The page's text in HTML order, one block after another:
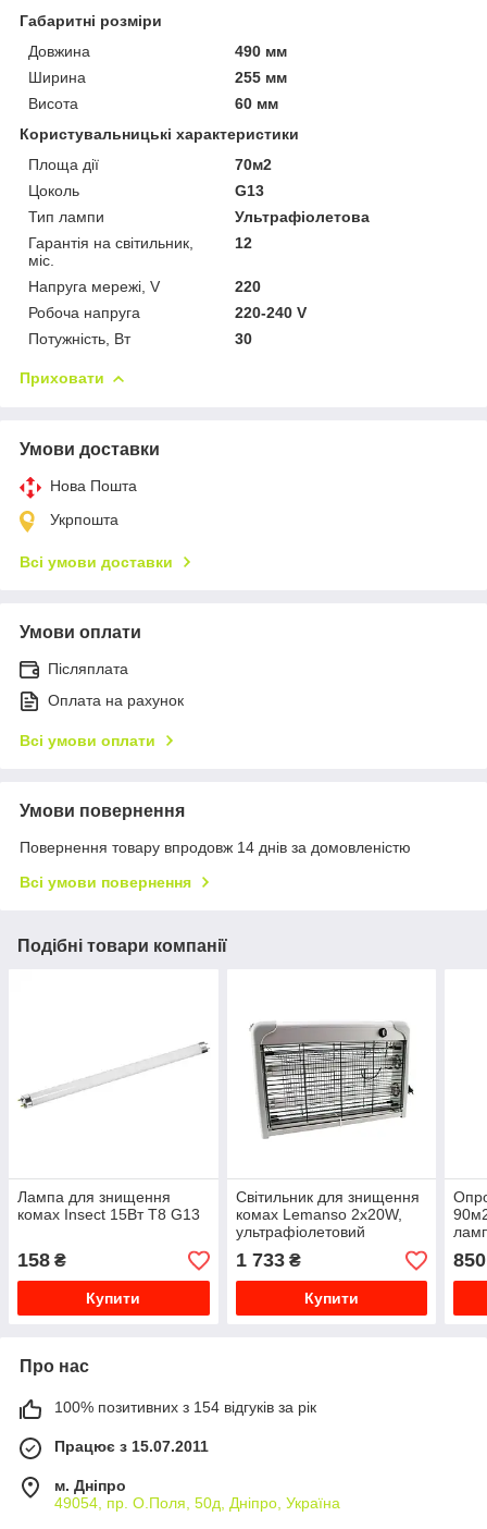
Габаритні розміри
Довжина
490 мм
Ширина
255 мм
Висота
60 мм
Користувальницькі характеристики
Площа дії
70м2
Цоколь
G13
Тип лампи
Ультрафіолетова
Гарантія на світильник,
міс.
12
Напруга мережі, V
220
Робоча напруга
220-240 V
Потужність, Вт
30
Приховати
Умови доставки
Нова Пошта
Укрпошта
Всі умови доставки
Умови оплати
Післяплата
Оплата на рахунок
Всі умови оплати
Умови повернення
Повернення товару впродовж 14 днів за домовленістю
Всі умови повернення
Подібні товари компанії
Лампа для знищення
комах Insect 15Вт T8 G13
158 ₴
Купити
Світильник для знищення
комах Lemanso 2х20W,
ультрафіолетовий
1 733₴
Купити
850
Про нас
100% позитивних з 154 відгуків за рік
Працює з 15.07.2011
м. Дніпро
49054, пр. О.Поля, 50д, Дніпро, Україна